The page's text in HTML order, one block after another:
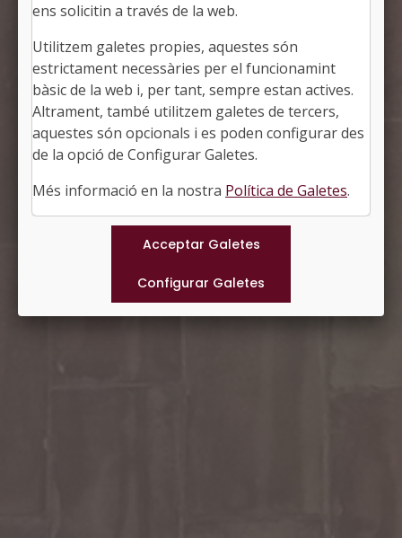
MASSANES
Alcalde: Joan Pou i Lucea
La Selva, Girona
Població: 882
Superfície: 25,68 km2
http://www.massanes.cat
Municipis
ens solicitin a través de la web.
Utilitzem galetes propies, aquestes són
estrictament necessàries per el funcionamint
bàsic de la web i, per tant, sempre estan actives.
Altrament, també utilitzem galetes de tercers,
aquestes són opcionals i es poden configurar des
de la opció de Configurar Galetes.
Més informació en la nostra Política de Galetes.